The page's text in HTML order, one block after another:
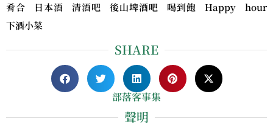
肴合 日本酒 清酒吧 後山埤酒吧 喝到飽 Happy hour
下酒小菜
SHARE
部落客事集
聲明